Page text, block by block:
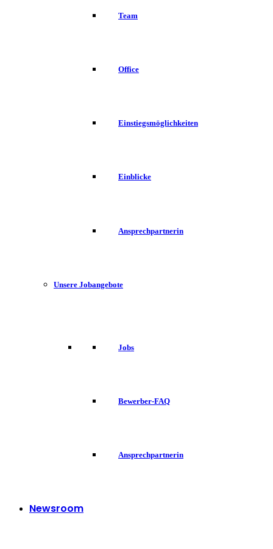
Team
Office
Einstiegsmöglichkeiten
Einblicke
Ansprechpartnerin
Unsere Jobangebote
Jobs
Bewerber-FAQ
Ansprechpartnerin
Newsroom